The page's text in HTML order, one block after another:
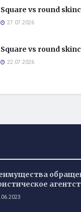
Square vs round
27.07.2026
Square vs round
22.07.2026